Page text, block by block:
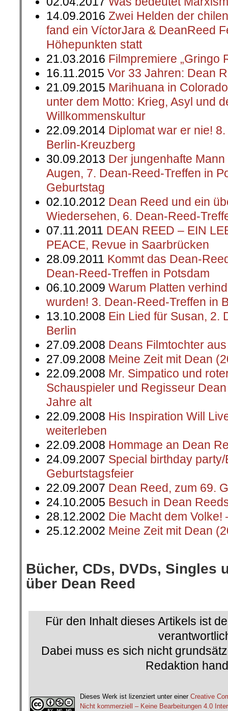
14.09.2016 Zwei Helden der
fand ein VíctorJara & DeanReed
Höhepunkten statt
21.03.2016 Filmpremiere „Gringo
16.11.2015 Vor 33 Jahren: Dean
21.09.2015 Marihuana in
unter dem Motto: Krieg, Asyl und
Willkommenskultur
22.09.2014 Diplomat war er nie!
Berlin-Kreuzberg
30.09.2013 Der jungenhafte
Augen, 7. Dean-Reed-Treffen in
Geburtstag
02.10.2012 Dean Reed und ein
Wiedersehen, 6. Dean-Reed-
07.11.2011 DEAN REED – EIN
PEACE, Revue in Saarbrücken
28.09.2011 Kommt das Dean-
Dean-Reed-Treffen in Potsdam
06.10.2009 Warum Platten
wurden! 3. Dean-Reed-Treffen in
13.10.2008 Ein Lied für Susan, 2.
Berlin
27.09.2008 Deans Filmtochter aus
27.09.2008 Meine Zeit mit Dean
22.09.2008 Mr. Simpatico und
Schauspieler und Regisseur
Jahre alt
22.09.2008 His Inspiration Will
weiterleben
22.09.2008 Hommage an Dean
24.09.2007 Special birthday
Geburtstagsfeier
22.09.2007 Dean Reed, zum 69.
24.10.2005 Besuch in Dean
28.12.2002 Die Macht dem
25.12.2002 Meine Zeit mit Dean
Bücher, CDs, DVDs, Singles
über Dean Reed
Für den Inhalt dieses Artikels ist
Dabei muss es sich nicht
Redaktion
Dieses Werk ist lizenziert unter einer Creative
Nicht kommerziell – Keine Bearbeitungen 4.0